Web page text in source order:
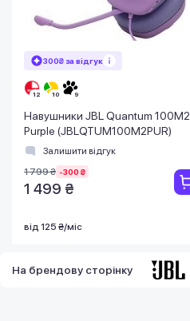
300₴ за відгук
Навушники JBL Quantum 100M2
Purple (JBLQTUM100M2PUR)
Залишити відгук
1 799 ₴ -300 ₴
1 499 ₴
від 125 ₴/міс
На брендову сторінку